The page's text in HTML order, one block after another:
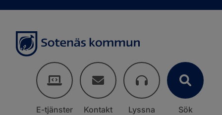
E-tjänster Kontakt Lyssna Sök